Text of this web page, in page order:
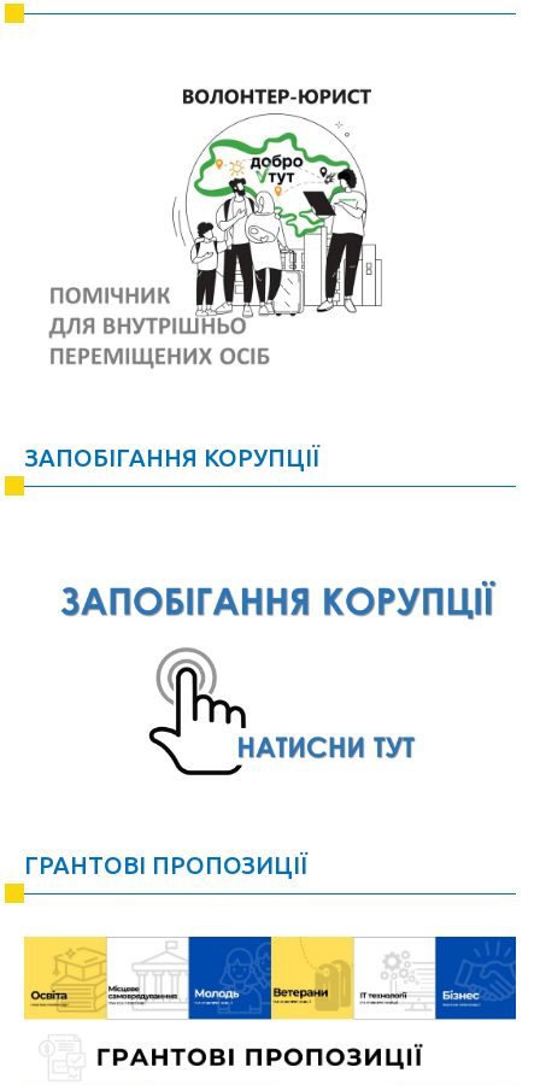
ЗАПОБІГАННЯ КОРУПЦІЇ
ГРАНТОВІ ПРОПОЗИЦІЇ